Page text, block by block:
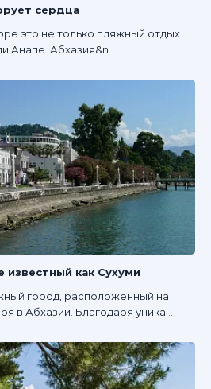
сердца
это не только пляжный отдых
Анапе. Абхазия&n...
известный как Сухуми
город, расположенный на
в Абхазии. Благодаря уника...